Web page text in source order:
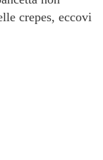
crepes, eccovi